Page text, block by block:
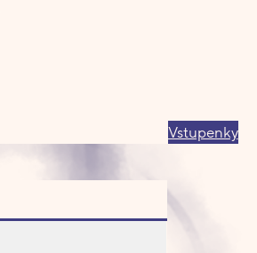
Vstupenky